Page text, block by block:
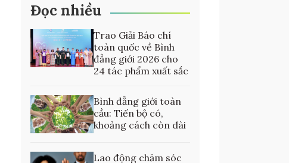
Đọc nhiều
Trao Giải Báo chí
toàn quốc về Bình
đẳng giới 2026 cho
24 tác phẩm xuất sắc
Bình đẳng giới toàn
cầu: Tiến bộ có,
khoảng cách còn dài
Lao động chăm sóc